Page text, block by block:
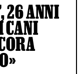
26 ANNI
CANI